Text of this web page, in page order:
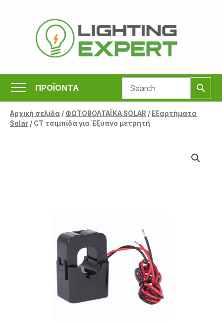
περιεχόμενο
ΠΡΟΪΟΝΤΑ
Αρχική σελίδα/ ΦΩΤΟΒΟΛΤΑΪΚΑ SOLAR / Εξαρτήματα
Solar/ CT τσιμπίδα για Έξυπνο μετρητή